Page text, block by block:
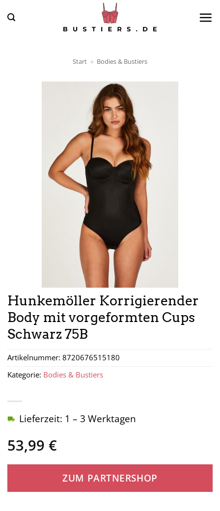
Inhalt
Start » Bodies & Bustiers
Hunkemöller Korrigierender
Body mit vorgeformten Cups
Schwarz 75B
53,99 €
Lieferzeit: 1 – 3 Werktagen
ZUM PARTNERSHOP
Artikelnummer: 8720676515180
Kategorie: Bodies & Bustiers